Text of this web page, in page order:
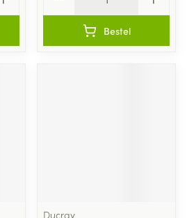
Bestel
Ducray